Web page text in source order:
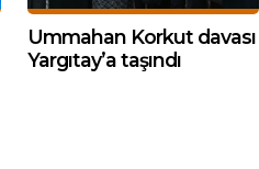
Ummahan Korkut davası
Yargıtay’a taşındı